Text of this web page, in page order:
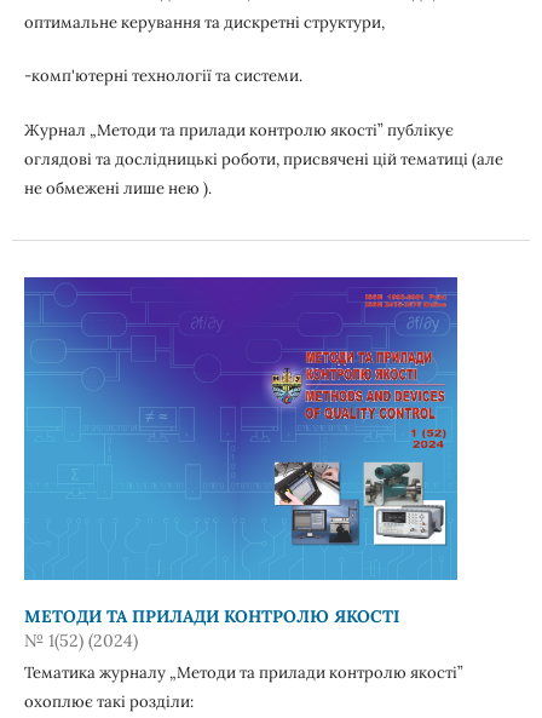
оптимальне керування та дискретні структури,
-комп'ютерні технології та системи.
Журнал „Методи та прилади контролю якості” публікує
оглядові та дослідницькі роботи, присвячені цій тематиці (але
не обмежені лише нею ).
МЕТОДИ ТА ПРИЛАДИ КОНТРОЛЮ ЯКОСТІ
№ 1(52) (2024)
Тематика журналу „Методи та прилади контролю якості”
охоплює такі розділи: